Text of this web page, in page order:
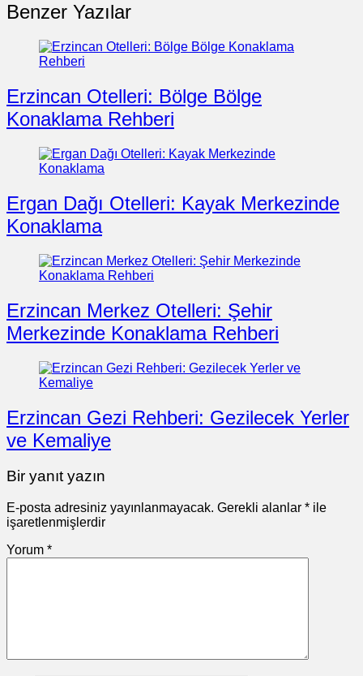
Benzer Yazılar
Erzincan Otelleri: Bölge Bölge
Konaklama Rehberi
Ergan Dağı Otelleri: Kayak Merkezinde
Konaklama
Erzincan Merkez Otelleri: Şehir
Merkezinde Konaklama Rehberi
Erzincan Gezi Rehberi: Gezilecek Yerler
ve Kemaliye
Bir yanıt yazın
E-posta adresiniz yayınlanmayacak. Gerekli alanlar * ile
işaretlenmişlerdir
Yorum *